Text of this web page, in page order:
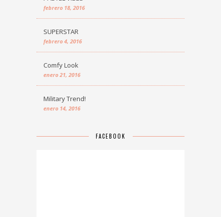
febrero 18, 2016
SUPERSTAR
febrero 4, 2016
Comfy Look
enero 21, 2016
Military Trend!
enero 14, 2016
FACEBOOK